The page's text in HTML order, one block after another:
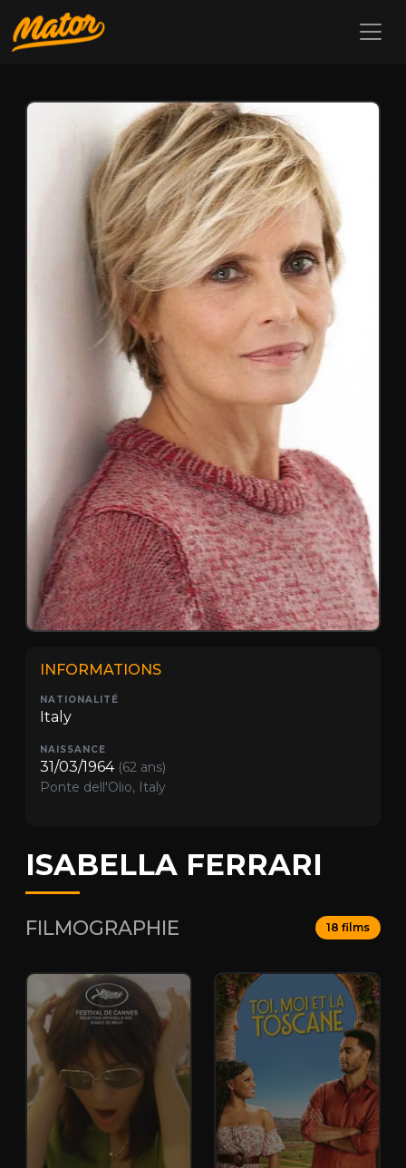
INFORMATIONS
NATIONALITÉ
Italy
NAISSANCE
31/03/1964 (62 ans)
Ponte dell'Olio, Italy
ISABELLA FERRARI
FILMOGRAPHIE 18 films